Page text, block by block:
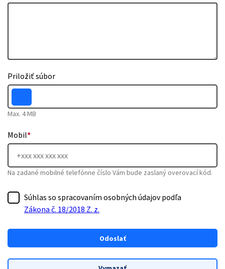
Priložiť súbor
Max. 4 MB
Mobil*
Na zadané mobilné telefónne číslo Vám bude zaslaný overovací kód.
Súhlas so spracovaním osobných údajov podľa
Zákona č. 18/2018 Z. z.